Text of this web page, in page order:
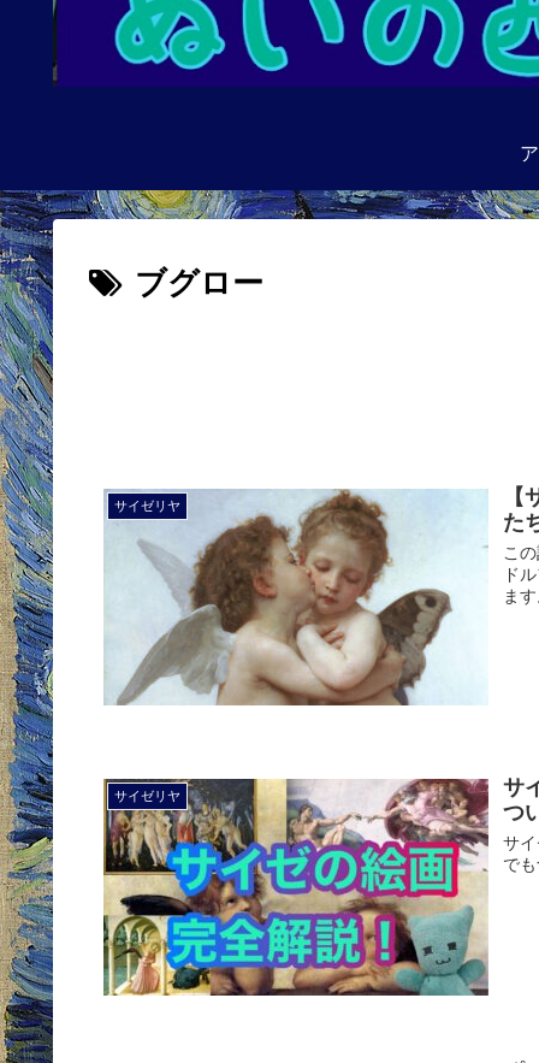
ブグロー
サイゼリヤ
た
こ
ド
ま
サイゼリヤ
サ
つ
サ
で